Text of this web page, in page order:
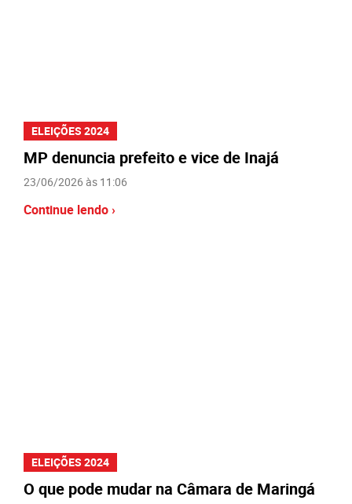
ELEIÇÕES 2024
MP denuncia prefeito e vice de Inajá
23/06/2026 às 11:06
Continue lendo ›
ELEIÇÕES 2024
O que pode mudar na Câmara de Maringá